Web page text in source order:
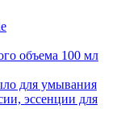
объема 100 мл
для умывания
эссенции для